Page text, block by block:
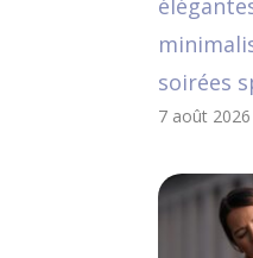
soirées
7 août 2026